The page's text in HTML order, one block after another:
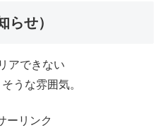
らせ）
アできない
うな雰囲気。
ーリンク